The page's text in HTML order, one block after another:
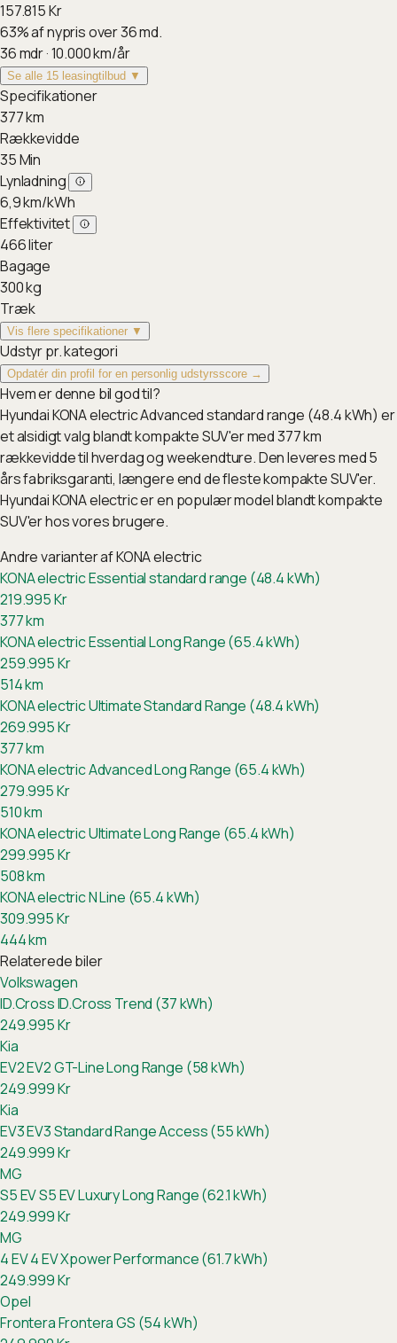
157.815Kr
63%af nypris over 36 md.
36mdr ·10.000km/år
Se alle 15 leasingtilbud ▼
Specifikationer
377km
Rækkevidde
35Min
Lynladning
6,9km/kWh
Effektivitet
466liter
Bagage
300kg
Træk
Vis flere specifikationer ▼
Udstyr pr. kategori
Opdatér din profil for en personlig udstyrsscore →
Hvem er denne bil god til?
Hyundai KONA electric Advanced standard range (48.4 kWh) er
et alsidigt valg blandt kompakte SUV'er med 377 km
rækkevidde til hverdag og weekendture. Den leveres med 5
års fabriksgaranti, længere end de fleste kompakte SUV'er.
Hyundai KONA electric er en populær model blandt kompakte
SUV'er hos vores brugere.
Andre varianter afKONA electric
KONA electric Essential standard range (48.4 kWh)
219.995Kr
377km
KONA electric Essential Long Range (65.4 kWh)
259.995Kr
514km
KONA electric Ultimate Standard Range (48.4 kWh)
269.995Kr
377km
KONA electric Advanced Long Range (65.4 kWh)
279.995Kr
510km
KONA electric Ultimate Long Range (65.4 kWh)
299.995Kr
508km
KONA electric N Line (65.4 kWh)
309.995Kr
444km
Relaterede biler
Volkswagen
ID.CrossID.Cross Trend (37 kWh)
249.995Kr
Kia
EV2EV2 GT-Line Long Range (58 kWh)
249.999Kr
Kia
EV3EV3 Standard Range Access (55 kWh)
249.999Kr
MG
S5 EVS5 EV Luxury Long Range (62.1 kWh)
249.999Kr
MG
4 EV4 EV Xpower Performance (61.7 kWh)
249.999Kr
Opel
FronteraFrontera GS (54 kWh)